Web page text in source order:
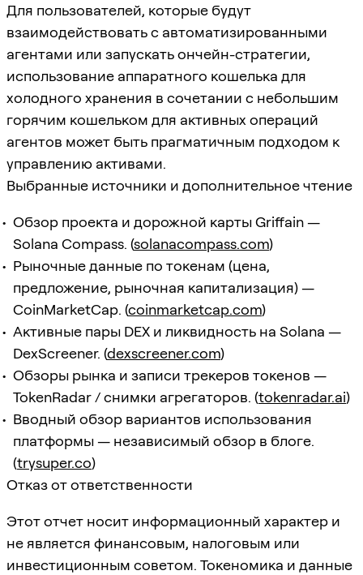
Для пользователей, которые будут
взаимодействовать с автоматизированными
агентами или запускать ончейн-стратегии,
использование аппаратного кошелька для
холодного хранения в сочетании с небольшим
горячим кошельком для активных операций
агентов может быть прагматичным подходом к
управлению активами.
Выбранные источники и дополнительное чтение
Обзор проекта и дорожной карты Griffain —
Solana Compass. (solanacompass.com)
Рыночные данные по токенам (цена,
предложение, рыночная капитализация) —
CoinMarketCap. (coinmarketcap.com)
Активные пары DEX и ликвидность на Solana —
DexScreener. (dexscreener.com)
Обзоры рынка и записи трекеров токенов —
TokenRadar / снимки агрегаторов. (tokenradar.ai)
Вводный обзор вариантов использования
платформы — независимый обзор в блоге.
(trysuper.co)
Отказ от ответственности
Этот отчет носит информационный характер и
не является финансовым, налоговым или
инвестиционным советом. Токеномика и данные